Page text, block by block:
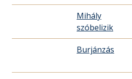
Mihály
szóbelizik
Burjánzás